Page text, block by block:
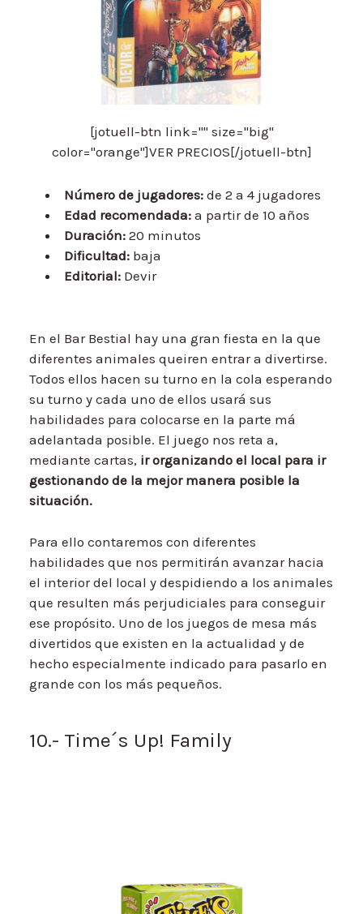
[jotuell-btn link="" size="big"
color="orange"]VER PRECIOS[/jotuell-btn]
Número de jugadores: de 2 a 4 jugadores
Edad recomendada: a partir de 10 años
Duración: 20 minutos
Dificultad: baja
Editorial: Devir
En el Bar Bestial hay una gran fiesta en la que
diferentes animales queiren entrar a divertirse.
Todos ellos hacen su turno en la cola esperando
su turno y cada uno de ellos usará sus
habilidades para colocarse en la parte má
adelantada posible. El juego nos reta a,
mediante cartas, ir organizando el local para ir
gestionando de la mejor manera posible la
situación.
Para ello contaremos con diferentes
habilidades que nos permitirán avanzar hacia
el interior del local y despidiendo a los animales
que resulten más perjudiciales para conseguir
ese propósito. Uno de los juegos de mesa más
divertidos que existen en la actualidad y de
hecho especialmente indicado para pasarlo en
grande con los más pequeños.
10.- Time´s Up! Family